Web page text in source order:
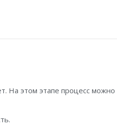
На этом этапе процесс